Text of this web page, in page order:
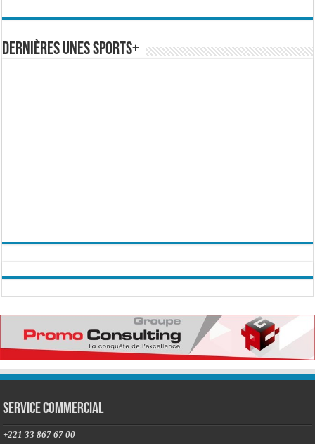
Dernières Unes Sports+
Service commercial
+221 33 867 67 00